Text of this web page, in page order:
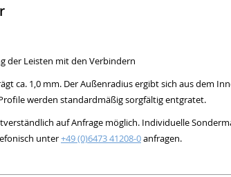
der Leisten mit den Verbindern
ca. 1,0 mm. Der Außenradius ergibt sich aus dem
werden standardmäßig sorgfältig entgratet.
auf Anfrage möglich. Individuelle
unter+49 (0)6473 41208-0anfragen.